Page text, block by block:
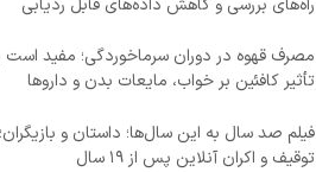
راه‌های بررسی و کاهش داده‌های قابل ردیابی
مصرف قهوه در دوران سرماخوردگی؛ مفید است
تأثیر کافئین بر خواب، مایعات بدن و داروها
فیلم صد سال به این سال‌ها؛ داستان و
توقیف و اکران آنلاین پس از ۱۹ سال